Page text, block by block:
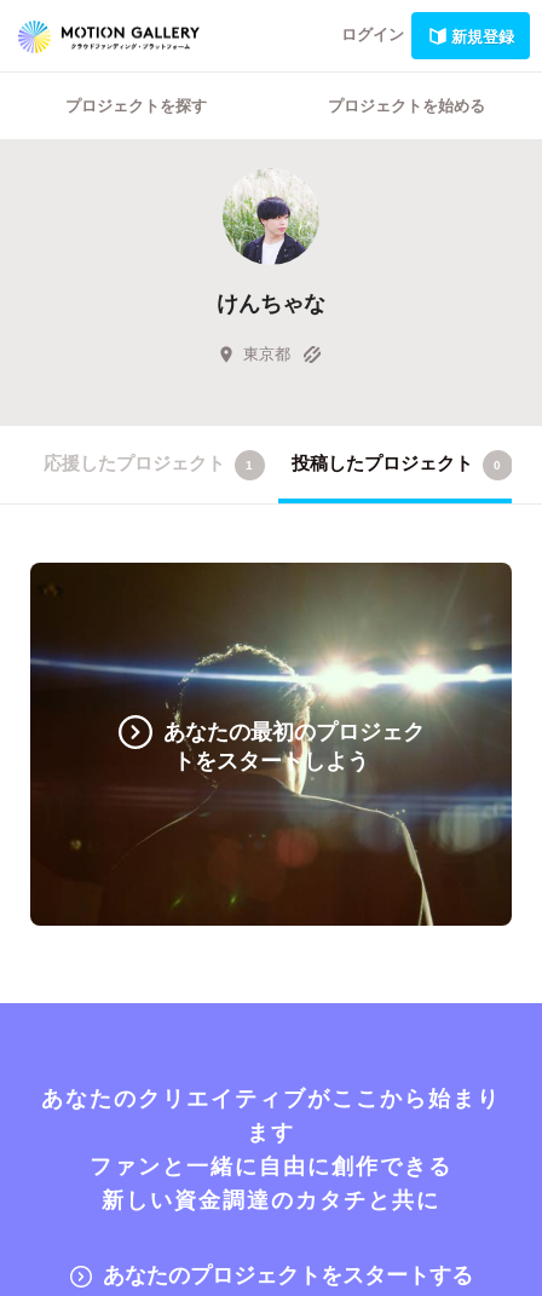
ログイン 新規登録
プロジェクトを探す プロジェクトを始める
けんちゃな
東京都
応援したプロジェクト 1 投稿したプロジェクト 0
あなたの最初のプロジェク
トをスタートしよう
あなたのクリエイティブがここから始まり
ます
ファンと一緒に自由に創作できる
新しい資金調達のカタチと共に
あなたのプロジェクトをスタートする